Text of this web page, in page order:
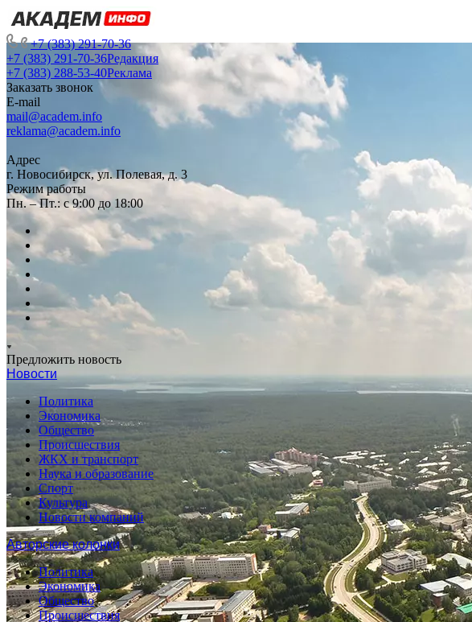
+7 (383) 291-70-36
+7 (383) 291-70-36Редакция
+7 (383) 288-53-40Реклама
Заказать звонок
E-mail
mail@academ.info
reklama@academ.info
Адрес
г. Новосибирск, ул. Полевая, д. 3
Режим работы
Пн. – Пт.: с 9:00 до 18:00
Предложить новость
Новости
Политика
Экономика
Общество
Происшествия
ЖКХ и транспорт
Наука и образование
Спорт
Культура
Новости компаний
Авторские колонки
Политика
Экономика
Общество
Происшествия